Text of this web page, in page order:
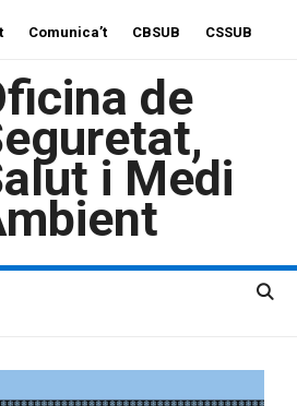
Comunica’t CBSUB CSSUB
de
i Medi